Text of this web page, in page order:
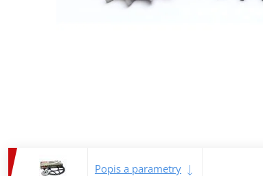
Popis a parametry